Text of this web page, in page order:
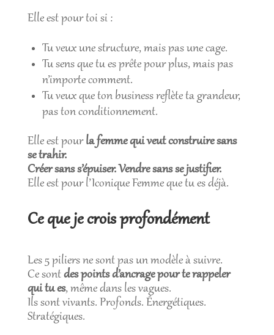
Elle est pour toi si :
Tu veux une structure, mais pas une cage.
Tu sens que tu es prête pour plus, mais pas
n’importe comment.
Tu veux que ton business reflète ta grandeur,
pas ton conditionnement.
Elle est pourla femme qui veut construire sans
se trahir.
Créer sans s’épuiser. Vendre sans se justifier.
Elle est pour l’Iconique Femme que tu es déjà.
Ce que je crois profondément
Les 5 piliers ne sont pas un modèle à suivre.
Ce sontdes points d’ancrage pour te rappeler
qui tu es, même dans les vagues.
Ils sont vivants. Profonds. Énergétiques.
Stratégiques.